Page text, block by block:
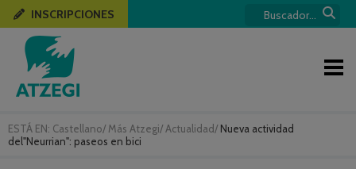
ESTÁ EN: Castellano/ Más Atzegi/ Actualidad/ Nueva actividad
del"Neurrian": paseos en bici
INSCRIPCIONES